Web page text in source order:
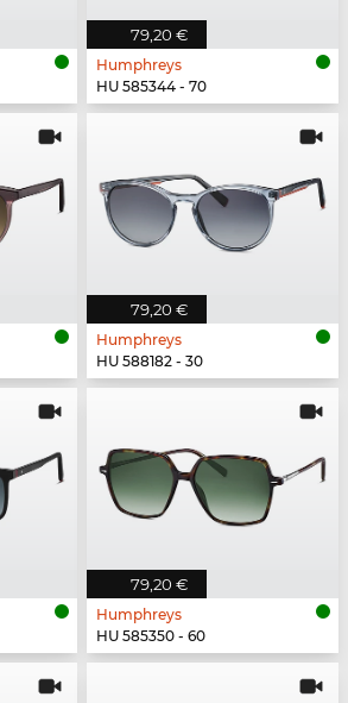
79,20 €
Humphreys
HU 585344 - 70
79,20 €
Humphreys
HU 588182 - 30
79,20 €
Humphreys
HU 585350 - 60